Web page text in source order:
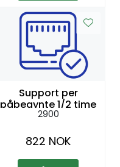
Support per
påbegynte 1/2 time
2900
822 NOK